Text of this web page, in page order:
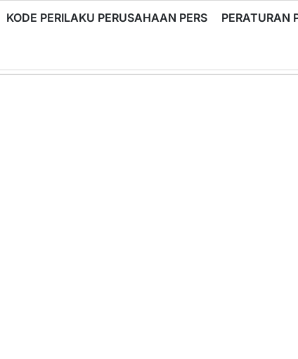
KODE PERILAKU PERUSAHAAN PERS PERATURAN